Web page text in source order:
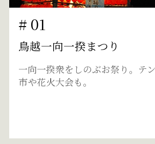
鳥越一向一揆まつり
一向一揆衆をしのぶお祭り。テント
市や花火大会も。